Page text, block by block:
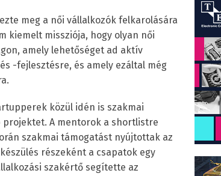
meg a női vállalkozók felkarolására
kiemelt missziója, hogy olyan női
amely lehetőséget ad aktív
-fejlesztésre, és amely ezáltal még
közül idén is szakmai
A mentorok a shortlistre
szakmai támogatást nyújtottak az
részeként a csapatok egy
szakértő segítette az